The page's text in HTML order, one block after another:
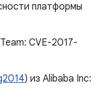
платформы
CVE-2017-
) из Alibaba Inc: